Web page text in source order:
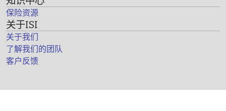
保险资源
关于ISI
关于我们
了解我们的团队
客户反馈